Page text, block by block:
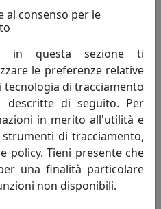
per la pittura.
corsi di pittura con
con diversi pittori,
Vanni di Levizzano
ha rivolto la sua
naturalistico ad
con la rivista
di fiori ed erbe dei
del Baldo per
e fiori della montagna.
al consenso per le
in questa sezione ti
le preferenze relative
tecnologia di tracciamento
di seguito. Per
in merito all'utilità e
di tracciamento,
policy. Tieni presente che
una finalità particolare
non disponibili.